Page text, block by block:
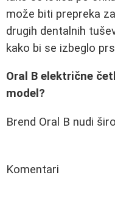
može biti prepreka
drugih dentalnih
kako bi se izbeglo
Oral B električne
model?
Brend Oral B nudi
Komentari